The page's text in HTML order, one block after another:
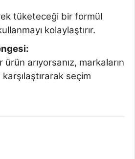
tüketeceği bir formül
kolaylaştırır.
ürün arıyorsanız, markaların
karşılaştırarak seçim